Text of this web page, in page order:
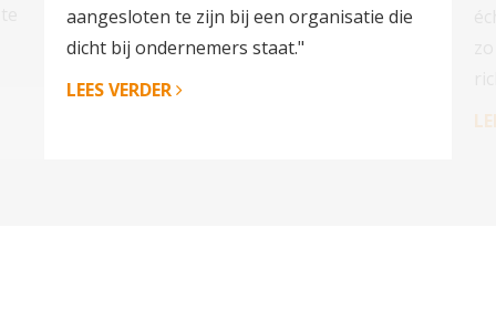
aangesloten te zijn bij een organisatie die
dicht bij ondernemers staat."
LEES VERDER